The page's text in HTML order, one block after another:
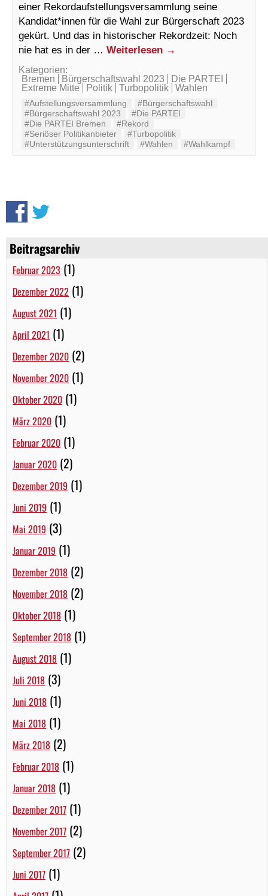
Beitragsarchiv
Februar 2023 (1)
Dezember 2022 (1)
August 2021 (1)
April 2021 (1)
Dezember 2020 (2)
November 2020 (1)
Oktober 2020 (1)
März 2020 (1)
Februar 2020 (1)
Januar 2020 (2)
Dezember 2019 (1)
Juni 2019 (1)
Mai 2019 (3)
Januar 2019 (1)
Dezember 2018 (2)
November 2018 (2)
Oktober 2018 (1)
September 2018 (1)
August 2018 (1)
Juli 2018 (3)
Juni 2018 (1)
Mai 2018 (1)
März 2018 (2)
Februar 2018 (1)
Januar 2018 (1)
Dezember 2017 (1)
November 2017 (2)
September 2017 (2)
Juni 2017 (1)
einer Rekordaufstellungsversammlung seine
Kandidat*innen für die Wahl zur Bürgerschaft 2023
gekürt. Und das in historischer Rekordzeit: Noch
nie hat es in der … Weiterlesen →
Kategorien:
Bremen
Bürgerschaftswahl 2023
Die PARTEI
Extreme Mitte
Politik Turbopolitik Wahlen
#Aufstellungsversammlung
#Bürgerschaftswahl
#Bürgerschaftswahl 2023
#Die PARTEI
#Die PARTEI Bremen
#Rekord
#Seriöser Politikanbieter
#Turbopolitik
#Unterstützungsunterschrift
#Wahlen #Wahlkampf